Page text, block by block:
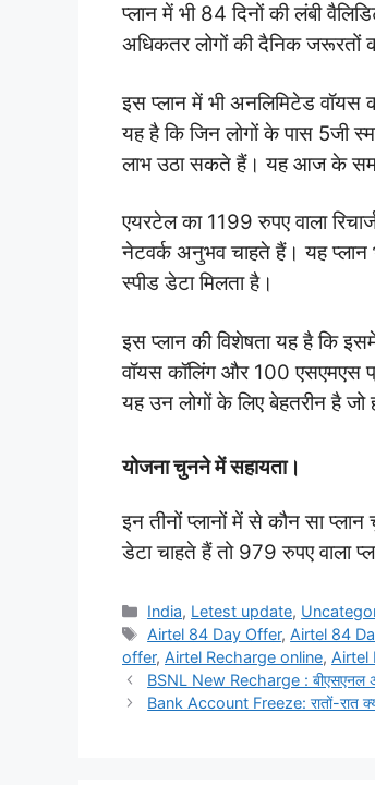
प्लान में भी 84 दिनों की लंबी
अधिकतर लोगों की दैनिक जरूरतों
इस प्लान में भी अनलिमिटेड वॉयस
यह है कि जिन लोगों के पास 5जी
लाभ उठा सकते हैं। यह आज के समय
एयरटेल का 1199 रुपए वाला
नेटवर्क अनुभव चाहते हैं। यह प्लान
स्पीड डेटा मिलता है।
इस प्लान की विशेषता यह है कि
वॉयस कॉलिंग और 100 एसएमएस
यह उन लोगों के लिए बेहतरीन है
योजना चुनने में सहायता।
इन तीनों प्लानों में से कौन सा
डेटा चाहते हैं तो 979 रुपए वाला
Categories
India, Letest update,
Tags
Airtel 84 Day Offer, Airtel 84
offer, Airtel Recharge online, Airtel
BSNL New Recharge : बीएसएनल
Bank Account Freeze: रातों-रात क्यों